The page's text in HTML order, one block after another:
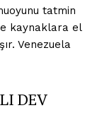
tatmin
kaynaklara el
Venezuela
DEV